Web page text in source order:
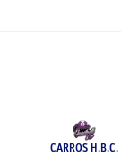
CARROS H.B.C.